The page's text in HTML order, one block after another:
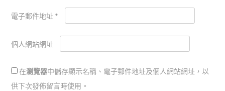
電子郵件地址 *
個人網站網址
在瀏覽器中儲存顯示名稱、電子郵件地址及個人網站網址，以
供下次發佈留言時使用。